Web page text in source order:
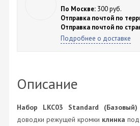
По Москве: 300 руб.
Отправка почтой по
Отправка почтой по
Подробнее о доставке
Описание
Набор LKC03 Standard (Базовый)
доводки режущей кромки клинка под